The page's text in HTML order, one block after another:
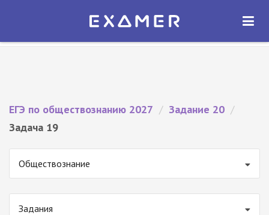
Экзамер — ЕГЭ 2027
ОТКРЫТЬ
ЕГЭ по обществознанию 2027 / Задание 20 /
Задача 19
Обществознание
Задания